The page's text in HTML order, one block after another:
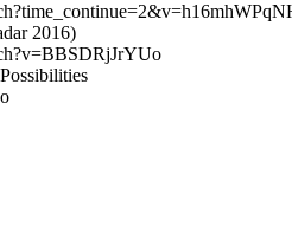
2016)